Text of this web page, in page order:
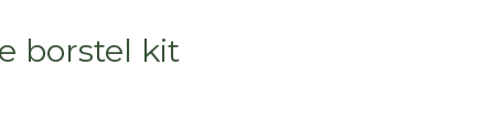
borstel kit